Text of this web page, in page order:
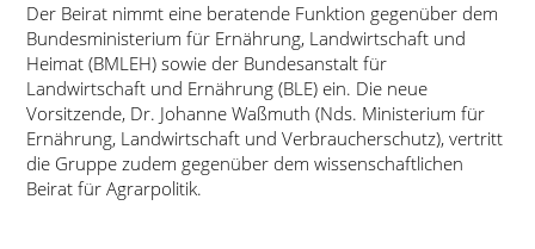
Der Beirat nimmt eine beratende Funktion gegenüber dem
Bundesministerium für Ernährung, Landwirtschaft und
Heimat (BMLEH) sowie der Bundesanstalt für
Landwirtschaft und Ernährung (BLE) ein. Die neue
Vorsitzende, Dr. Johanne Waßmuth (Nds. Ministerium für
Ernährung, Landwirtschaft und Verbraucherschutz), vertritt
die Gruppe zudem gegenüber dem wissenschaftlichen
Beirat für Agrarpolitik.